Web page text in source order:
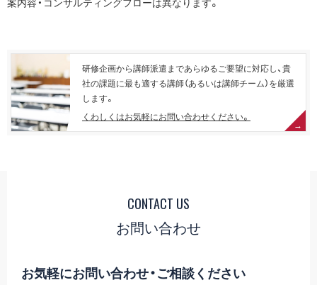
研修企画から講師派遣まであらゆるご要望に対応し、貴
社の課題に最も適する講師（あるいは講師チーム）を厳選
します。
くわしくはお気軽にお問い合わせください。
CONTACT US
お問い合わせ
お気軽にお問い合わせ・ご相談ください